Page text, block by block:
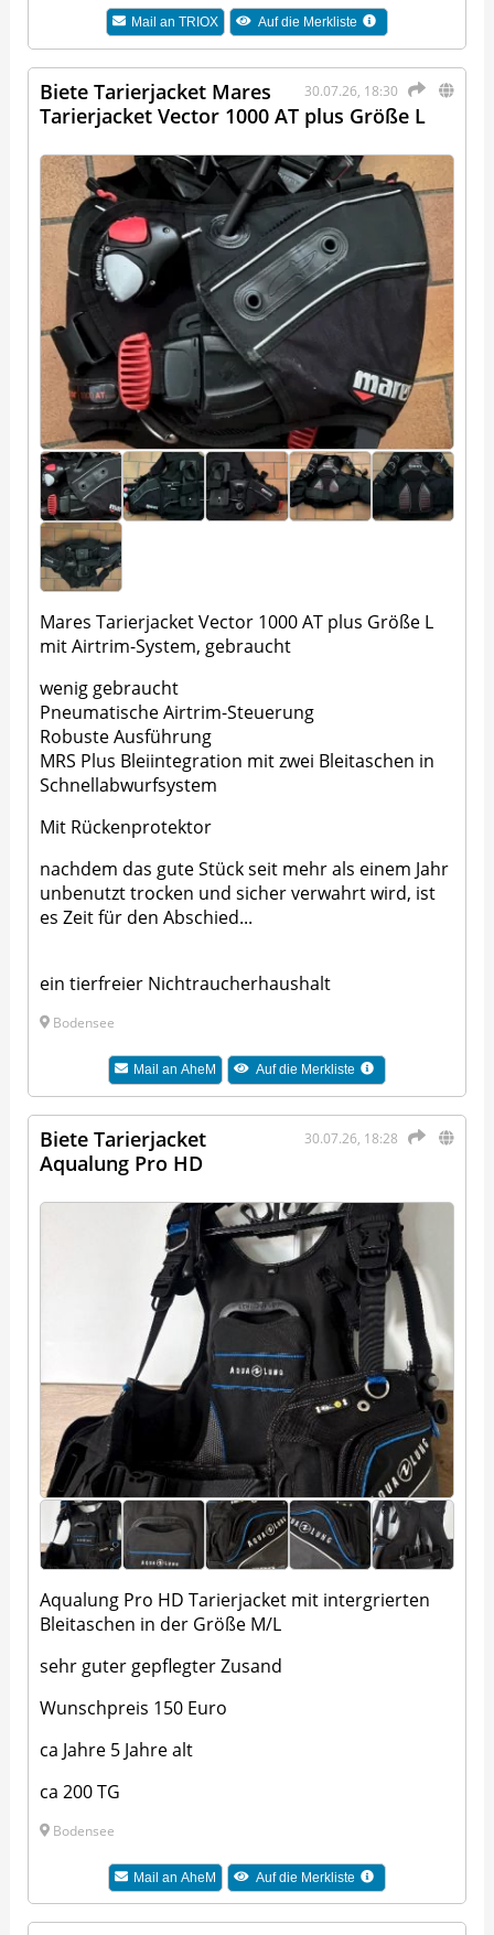
Mail anTRIOX Auf die Merkliste
30.07.26, 18:30
Biete Tarierjacket Mares
Tarierjacket Vector 1000 AT plus Größe L
Mares Tarierjacket Vector 1000 AT plus Größe L
mit Airtrim-System, gebraucht
wenig gebraucht
Pneumatische Airtrim-Steuerung
Robuste Ausführung
MRS Plus Bleiintegration mit zwei Bleitaschen in
Schnellabwurfsystem
Mit Rückenprotektor
nachdem das gute Stück seit mehr als einem Jahr
unbenutzt trocken und sicher verwahrt wird, ist
es Zeit für den Abschied...
ein tierfreier Nichtraucherhaushalt
Bodensee
Mail anAheM Auf die Merkliste
30.07.26, 18:28
Biete Tarierjacket
Aqualung Pro HD
Aqualung Pro HD Tarierjacket mit intergrierten
Bleitaschen in der Größe M/L
sehr guter gepflegter Zusand
Wunschpreis 150 Euro
ca Jahre 5 Jahre alt
ca 200 TG
Bodensee
Mail anAheM Auf die Merkliste